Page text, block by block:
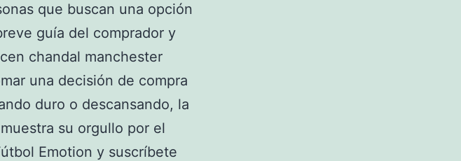
que buscan una opción
guía del comprador y
chandal manchester
una decisión de compra
duro o descansando, la
su orgullo por el
Emotion y suscríbete